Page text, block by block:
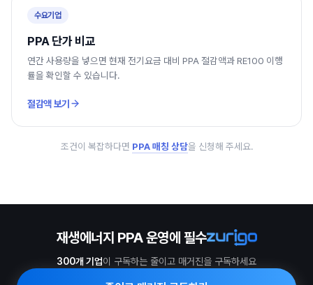
수요기업
PPA 단가 비교
연간 사용량을 넣으면 현재 전기요금 대비 PPA 절감액과 RE100 이행
률을 확인할 수 있습니다.
절감액 보기
조건이 복잡하다면 PPA 매칭 상담을 신청해 주세요.
재생에너지 PPA 운영에 필수
300개 기업이 구독하는 줄이고 매거진을 구독하세요